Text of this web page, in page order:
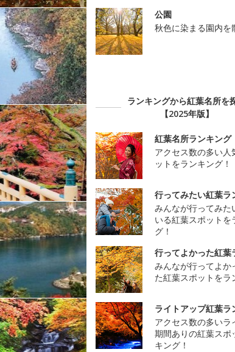
公園
秋色に染まる園内を
ランキングから紅葉名所を
【2025年版】
紅葉名所ランキング
アクセス数の多い人
ットをランキング！
行ってみたい紅葉ラ
みんなが行ってみた
いる紅葉スポットを
グ！
行ってよかった紅葉
みんなが行ってよか
た紅葉スポットをラ
ライトアップ紅葉ラ
アクセス数の多いラ
期間ありの紅葉スポ
キング！